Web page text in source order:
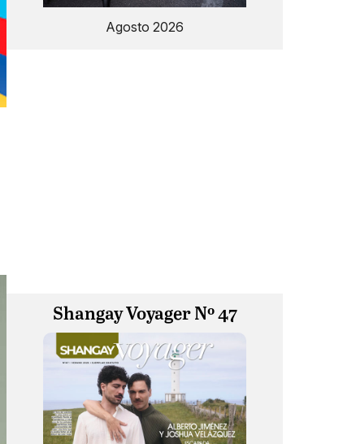
Agosto 2026
Shangay Voyager Nº 47